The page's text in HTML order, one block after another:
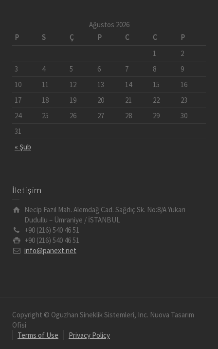
Ağustos 2026
P
S Ç P C C P
« Şub
1
2
3
4 5 6 7 8
9
10
11 12 13 14 15
16
17
18 19 20 21 22
23
24
25 26 27 28 29
30
31
İletişim
Necip Fazıl Mah. Alemdağ Cad. Sağdıç Sk. No:8/A Yukarı
Dudullu – Ümraniye / İSTANBUL
+90 (216) 540 46 51
+90 (216) 540 46 51
info@panext.net
Copyright © Oguzhan Sineklik Sistemleri, Inc. Nuova Tasarım
Ofisi
Terms of Use
Privacy Policy